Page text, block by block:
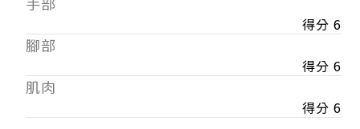
得分 6
腳部
得分 6
肌肉
得分 6
會審核通過後即通知您進行繳費，繳費資訊如下
【會費】
個人會員:
入會費新臺幣1200元，於會員入會時繳納；常年會
費1200元，於每年度繳納。